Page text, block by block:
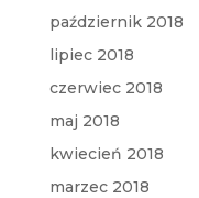
październik 2018
lipiec 2018
czerwiec 2018
maj 2018
kwiecień 2018
marzec 2018